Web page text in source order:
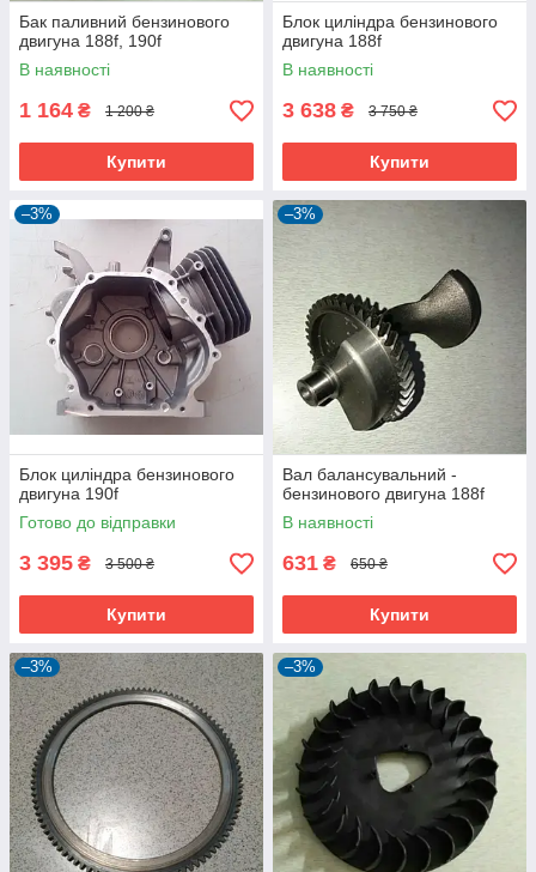
Бак паливний бензинового
двигуна 188f, 190f
В наявності
1 164 ₴ 1 200 ₴
Купити
Блок циліндра бензинового
двигуна 188f
В наявності
3 638 ₴ 3 750 ₴
Купити
–3%
Блок циліндра бензинового
двигуна 190f
Готово до відправки
3 395 ₴ 3 500 ₴
Купити
–3%
Вал балансувальний -
бензинового двигуна 188f
В наявності
631 ₴ 650 ₴
Купити
–3% –3%